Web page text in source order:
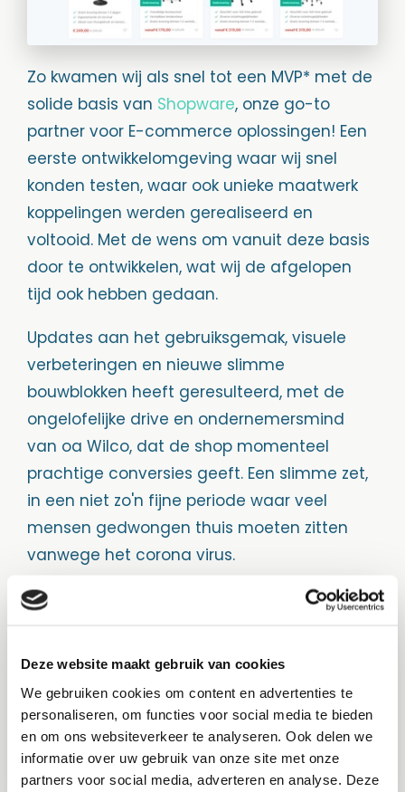
Deze website maakt gebruik van cookies
We gebruiken cookies om content en advertenties te
personaliseren, om functies voor social media te bieden
en om ons websiteverkeer te analyseren. Ook delen we
informatie over uw gebruik van onze site met onze
partners voor social media, adverteren en analyse. Deze
Zo kwamen wij als snel tot een MVP* met de
solide basis van Shopware, onze go-to
partner voor E-commerce oplossingen! Een
eerste ontwikkelomgeving waar wij snel
konden testen, waar ook unieke maatwerk
koppelingen werden gerealiseerd en
voltooid. Met de wens om vanuit deze basis
door te ontwikkelen, wat wij de afgelopen
tijd ook hebben gedaan.
Updates aan het gebruiksgemak, visuele
verbeteringen en nieuwe slimme
bouwblokken heeft geresulteerd, met de
ongelofelijke drive en ondernemersmind
van oa Wilco, dat de shop momenteel
prachtige conversies geeft. Een slimme zet,
in een niet zo'n fijne periode waar veel
mensen gedwongen thuis moeten zitten
vanwege het corona virus.